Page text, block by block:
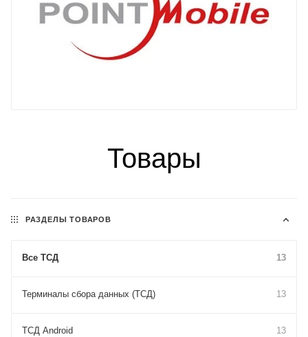
Товары
РАЗДЕЛЫ ТОВАРОВ
Все ТСД 13
Терминалы сбора данных (ТСД) 13
ТСД Android 13